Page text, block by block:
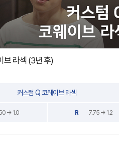
브 라섹 (3년 후)
커스텀 Q 코웨이브 라섹
→ 1.0 R -7.75 → 1.2